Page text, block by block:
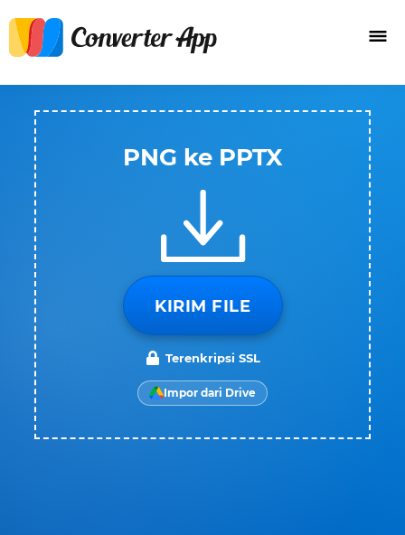
PNG ke PPTX
KIRIM FILE
Terenkripsi SSL
Impor dari Drive